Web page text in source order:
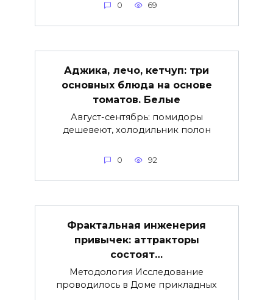
0 69
Аджика, лечо, кетчуп: три
основных блюда на основе
томатов. Белые
Август-сентябрь: помидоры
дешевеют, холодильник полон
0 92
Фрактальная инженерия
привычек: аттракторы
состоят…
Методология Исследование
проводилось в Доме прикладных